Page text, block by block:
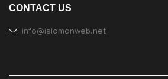
CONTACT US
info@islamonweb.net